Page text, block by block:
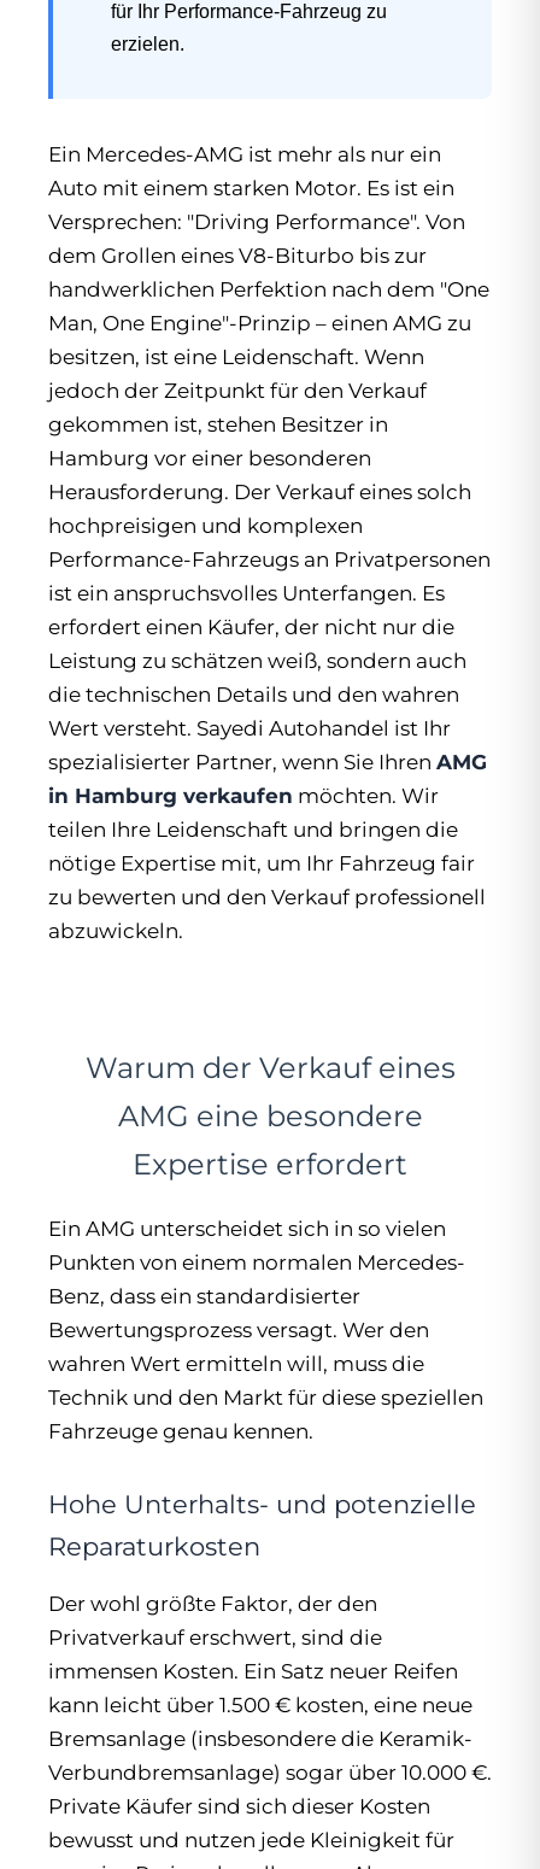
für Ihr Performance-Fahrzeug zu
erzielen.
Ein Mercedes-AMG ist mehr als nur ein
Auto mit einem starken Motor. Es ist ein
Versprechen: "Driving Performance". Von
dem Grollen eines V8-Biturbo bis zur
handwerklichen Perfektion nach dem "One
Man, One Engine"-Prinzip – einen AMG zu
besitzen, ist eine Leidenschaft. Wenn
jedoch der Zeitpunkt für den Verkauf
gekommen ist, stehen Besitzer in
Hamburg vor einer besonderen
Herausforderung. Der Verkauf eines solch
hochpreisigen und komplexen
Performance-Fahrzeugs an Privatpersonen
ist ein anspruchsvolles Unterfangen. Es
erfordert einen Käufer, der nicht nur die
Leistung zu schätzen weiß, sondern auch
die technischen Details und den wahren
Wert versteht. Sayedi Autohandel ist Ihr
spezialisierter Partner, wenn Sie Ihren AMG
in Hamburg verkaufen möchten. Wir
teilen Ihre Leidenschaft und bringen die
nötige Expertise mit, um Ihr Fahrzeug fair
zu bewerten und den Verkauf professionell
abzuwickeln.
Warum der Verkauf eines
AMG eine besondere
Expertise erfordert
Ein AMG unterscheidet sich in so vielen
Punkten von einem normalen Mercedes-
Benz, dass ein standardisierter
Bewertungsprozess versagt. Wer den
wahren Wert ermitteln will, muss die
Technik und den Markt für diese speziellen
Fahrzeuge genau kennen.
Hohe Unterhalts- und potenzielle
Reparaturkosten
Der wohl größte Faktor, der den
Privatverkauf erschwert, sind die
immensen Kosten. Ein Satz neuer Reifen
kann leicht über 1.500 € kosten, eine neue
Bremsanlage (insbesondere die Keramik-
Verbundbremsanlage) sogar über 10.000 €.
Private Käufer sind sich dieser Kosten
bewusst und nutzen jede Kleinigkeit für